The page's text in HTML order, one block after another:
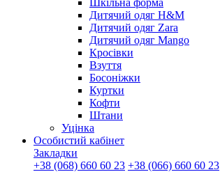
Шкільна форма
Дитячий одяг H&M
Дитячий одяг Zara
Дитячий одяг Mango
Кросівки
Взуття
Босоніжки
Куртки
Кофти
Штани
Уцінка
Особистий кабінет
Закладки
+38 (068) 660 60 23 +38 (066) 660 60 23